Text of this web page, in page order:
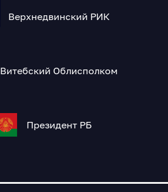
Верхнедвинский РИК
Витебский Облисполком
Президент РБ